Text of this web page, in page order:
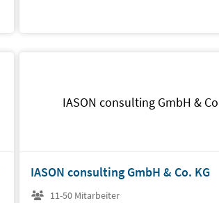
IASON consulting GmbH &
IASON consulting GmbH & Co. KG
11-50 Mitarbeiter